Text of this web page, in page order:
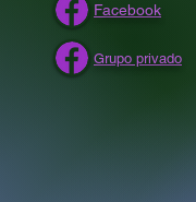
Facebook
Grupo privado